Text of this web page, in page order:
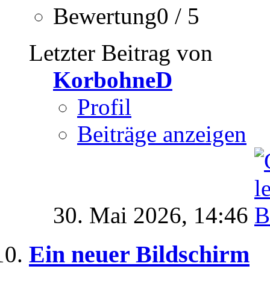
Bewertung0 / 5
Letzter Beitrag von
KorbohneD
Profil
Beiträge anzeigen
30. Mai 2026, 14:46
Ein neuer Bildschirm